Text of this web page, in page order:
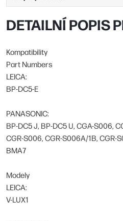
DETAILNÍ POPIS
Kompatibility
Part Numbers
LEICA:
BP-DC5-E
PANASONIC:
BP-DC5 J, BP-DC5 U, CGA-S006,
CGR-S006, CGR-S006A/1B, CGR-
BMA7
Modely
LEICA:
V-LUX1